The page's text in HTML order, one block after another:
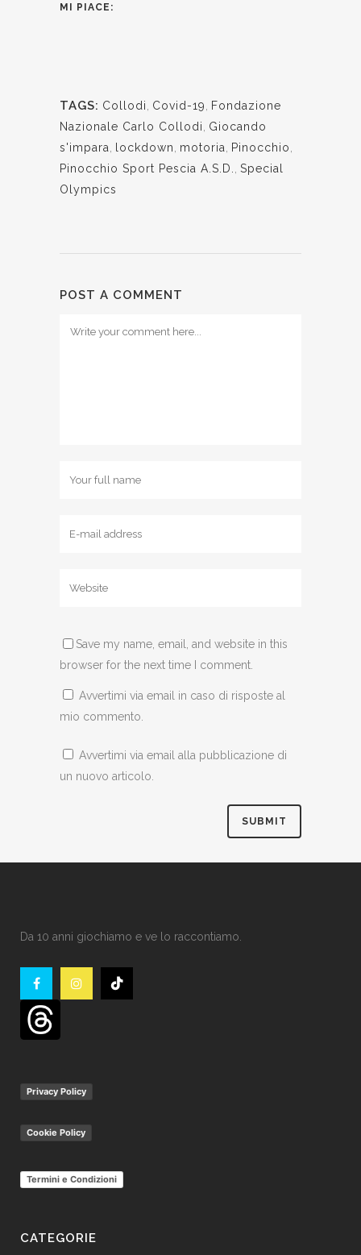
MI PIACE:
TAGS: Collodi Covid-19
Fondazione
Nazionale Carlo Collodi
Giocando
s'impara
lockdown motoria Pinocchio
Pinocchio Sport Pescia A.S.D.
Special
Olympics
POST A COMMENT
Save my name, email, and website in this
browser for the next time I comment.
Avvertimi via email in caso di risposte al
mio commento.
Avvertimi via email alla pubblicazione di
un nuovo articolo.
Da 10 anni giochiamo e ve lo raccontiamo.
Privacy Policy
Cookie Policy
Termini e Condizioni
CATEGORIE